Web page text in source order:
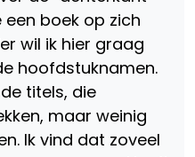
een boek op zich
wil ik hier graag
hoofdstuknamen.
titels, die
maar weinig
Ik vind dat zoveel